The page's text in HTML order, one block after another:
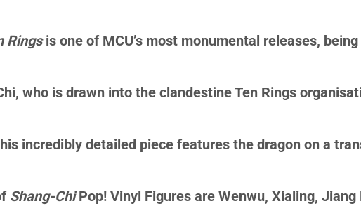
Ringsis one of MCU’s most monumental releases,
who is drawn into the clandestine Ten Rings
incredibly detailed piece features the dragon on a
Shang-ChiPop! Vinyl Figures are Wenwu, Xialing,